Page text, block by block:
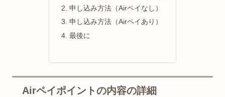
申し込み方法（Airペイなし）
申し込み方法（Airペイあり）
最後に
Airペイポイントの内容の詳細